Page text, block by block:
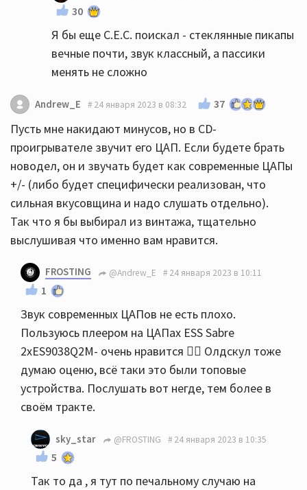
30
Я бы еще C.E.C. поискал - стеклянные пикапы
вечные почти, звук классный, а пассики
менять не сложно
Andrew_E 24 января 2023 в 08:32 37
Пусть мне накидают минусов, но в CD-
проигрывателе звучит его ЦАП. Если будете брать
новодел, он и звучать будет как современные ЦАПы
+/- (либо будет специфически реализован, что
сильная вкусовщина и надо слушать отдельно).
Так что я бы выбирал из винтажа, тщательно
выслушивая что именно вам нравится.
FROSTING @Andrew_E 24 января 2023 в 10:11
1
Звук современных ЦАПов не есть плохо.
Пользуюсь плеером на ЦАПах ESS Sabre
2хES9038Q2M- очень нравится 👍🏻 Олдскул тоже
думаю оценю, всё таки это были топовые
устройства. Послушать вот негде, тем более в
своём тракте.
sky_star @FROSTING 24 января 2023 в 10:35
5
Так то да , я тут по печальному случаю на